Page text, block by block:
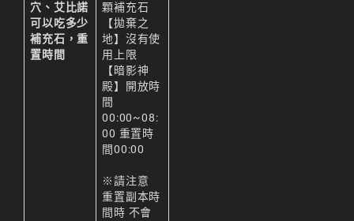
穴、艾比諾
可以吃多少
補充石，重
置時間
顆補充石
【拋棄之
地】沒有使
用上限
【暗影神
殿】開放時
間
00:00~08:
00 重置時
間00:00
※請注意
重置副本時
間時 不會